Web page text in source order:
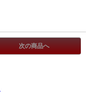
次の商品へ